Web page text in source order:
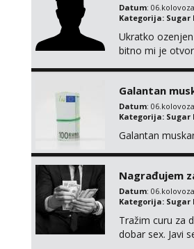
Datum:
Kategorija: Sugar
Ukratko
bitno mi je
Galantan
Datum:
Kategorija: Sugar
Galantan
Nagrađujem
Datum:
Kategorija: Sugar
Tražim curu za
dobar sex. Javi